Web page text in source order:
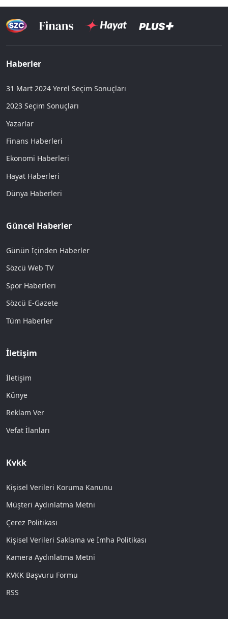
Haberler
31 Mart 2024 Yerel Seçim Sonuçları
2023 Seçim Sonuçları
Yazarlar
Finans Haberleri
Ekonomi Haberleri
Hayat Haberleri
Dünya Haberleri
Güncel Haberler
Günün İçinden Haberler
Sözcü Web TV
Spor Haberleri
Sözcü E-Gazete
Tüm Haberler
İletişim
İletişim
Künye
Reklam Ver
Vefat İlanları
Kvkk
Kişisel Verileri Koruma Kanunu
Müşteri Aydınlatma Metni
Çerez Politikası
Kişisel Verileri Saklama ve İmha Politikası
Kamera Aydınlatma Metni
KVKK Başvuru Formu
RSS